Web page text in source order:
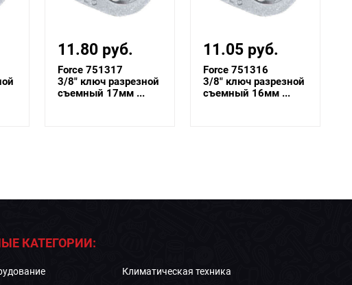
11.05 руб.
Force 751316
3/8" ключ разрезной
съемный 16мм ...
12.16 руб.
Force 751315
3/8" ключ разрезной
съемный 15мм ...
КАТЕГОРИИ:
Климатическая техника